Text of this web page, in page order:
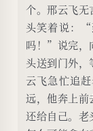
个。邢云飞无
头笑着说：“
吗！”说完，
头送到门外
云飞急忙追
远，他奔上前
还给自己。老